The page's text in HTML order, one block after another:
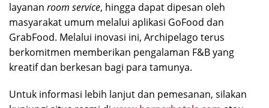
layanan room service, hingga dapat dipesan oleh
masyarakat umum melalui aplikasi GoFood dan
GrabFood. Melalui inovasi ini, Archipelago terus
berkomitmen memberikan pengalaman F&B yang
kreatif dan berkesan bagi para tamunya.
Untuk informasi lebih lanjut dan pemesanan, silakan